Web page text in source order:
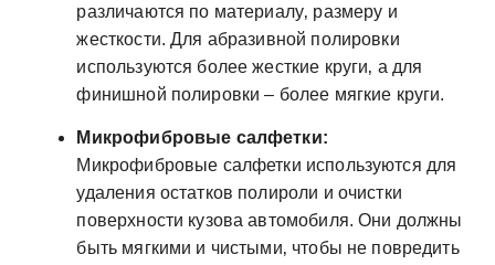
различаются по материалу‚ размеру и
жесткости. Для абразивной полировки
используются более жесткие круги‚ а для
финишной полировки – более мягкие круги.
Микрофибровые салфетки:
Микрофибровые салфетки используются для
удаления остатков полироли и очистки
поверхности кузова автомобиля. Они должны
быть мягкими и чистыми‚ чтобы не повредить